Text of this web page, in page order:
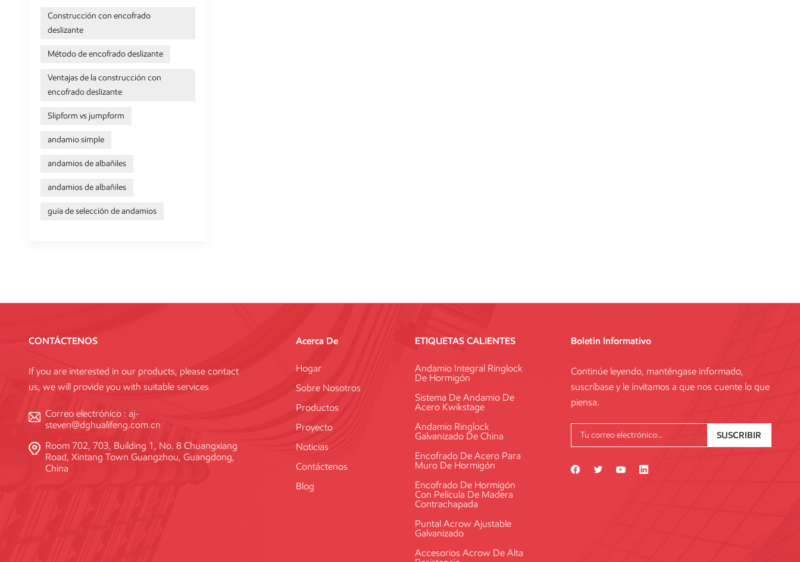
Construcción con encofrado
deslizante
Método de encofrado deslizante
Ventajas de la construcción con
encofrado deslizante
Slipform vs jumpform
andamio simple
andamios de albañiles
andamios de albañiles
guía de selección de andamios
CONTÁCTENOS
If you are interested in our products, please contact
us, we will provide you with suitable services
Correo electrónico : aj-
steven@dghualifeng.com.cn
Room 702, 703, Building 1, No. 8 Chuangxiang
Road, Xintang Town Guangzhou, Guangdong,
China
Acerca De
Hogar
Sobre Nosotros
Productos
Proyecto
Noticias
Contáctenos
Blog
ETIQUETAS CALIENTES
Andamio Integral Ringlock
De Hormigón
Sistema De Andamio De
Acero Kwikstage
Andamio Ringlock
Galvanizado De China
Encofrado De Acero Para
Muro De Hormigón
Encofrado De Hormigón
Con Película De Madera
Contrachapada
Puntal Acrow Ajustable
Galvanizado
Accesorios Acrow De Alta
Boletin Informativo
Continúe leyendo, manténgase informado,
suscríbase y le invitamos a que nos cuente lo que
piensa.
SUSCRIBIR